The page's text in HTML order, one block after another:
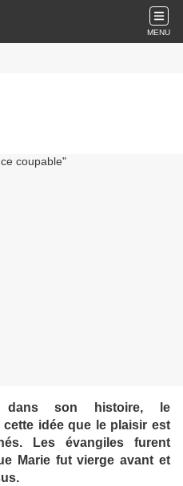
MENU
dans son histoire, le
idée que le plaisir est
Les évangiles furent
Marie fut vierge avant et